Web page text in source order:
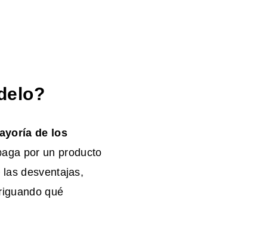
de los
por un producto
desventajas,
qué